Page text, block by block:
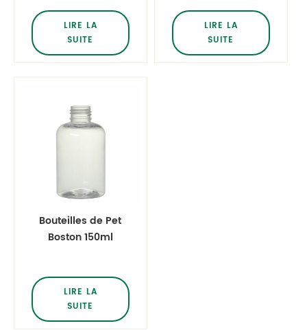
Toner cosmétique
LIRE LA
SUITE
Bouteilles de
pompe en
plastique
LIRE LA
SUITE
Bouteilles de Pet
Boston 150ml
couvercles
LIRE LA
SUITE